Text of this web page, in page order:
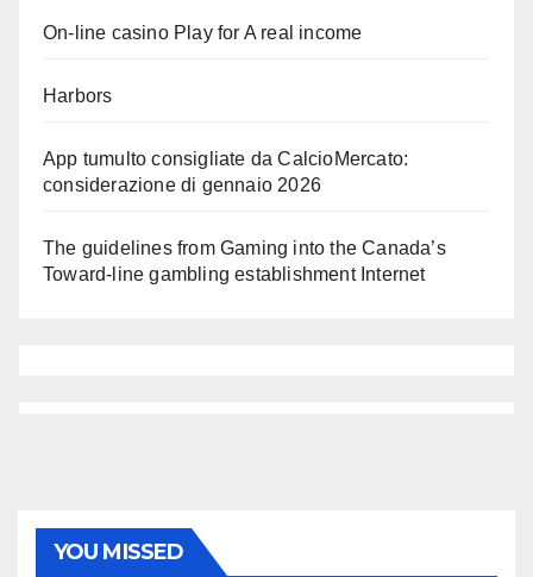
On-line casino Play for A real income
Harbors
App tumulto consigliate da CalcioMercato:
considerazione di gennaio 2026
The guidelines from Gaming into the Canada’s
Toward-line gambling establishment Internet
YOU MISSED